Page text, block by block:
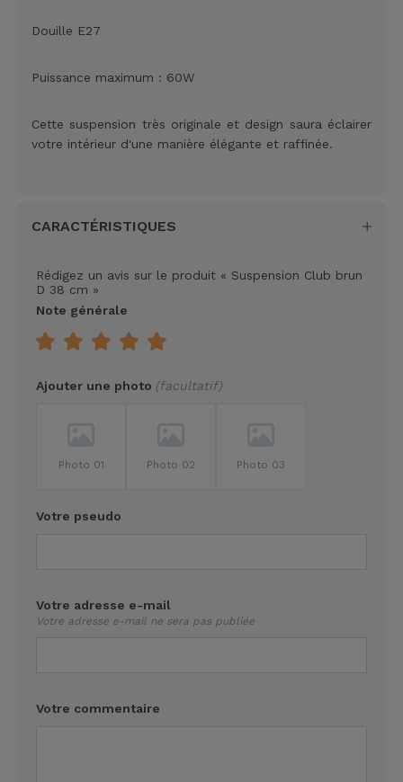
Douille E27
Puissance maximum : 60W
Cette suspension très originale et design saura éclairer
votre intérieur d'une manière élégante et raffinée.
CARACTÉRISTIQUES
Rédigez un avis sur le produit « Suspension Club brun
D 38 cm »
Note générale
Ajouter une photo facultatif
Photo 01 Photo 02 Photo 03
Votre pseudo
Votre adresse e-mail
Votre adresse e-mail ne sera pas publiée
Votre commentaire